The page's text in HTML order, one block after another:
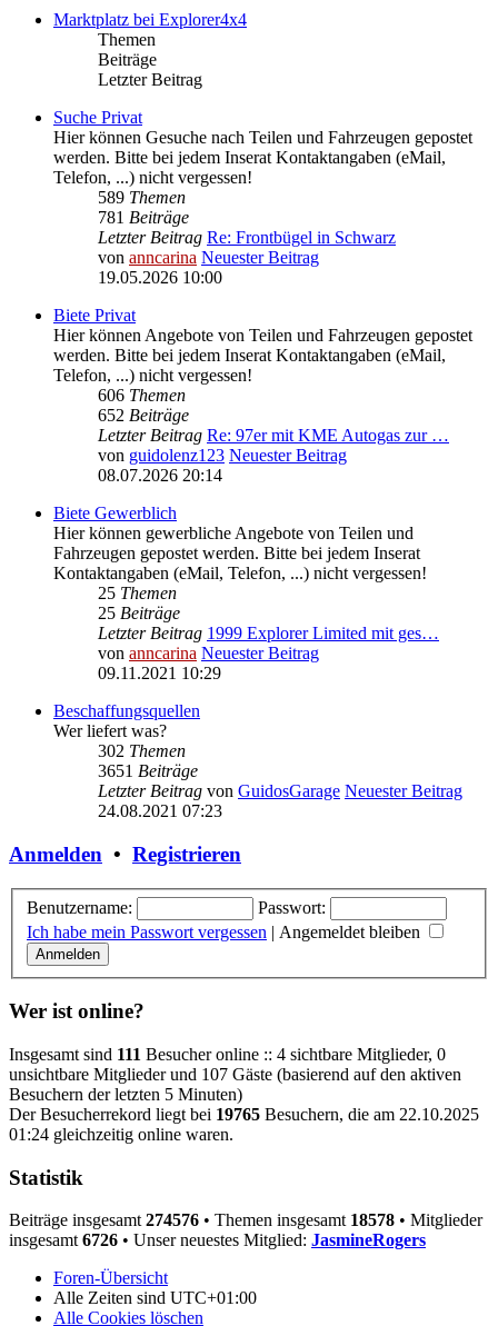
Marktplatz bei Explorer4x4
Themen
Beiträge
Letzter Beitrag
Suche Privat
Hier können Gesuche nach Teilen und Fahrzeugen gepostet
werden. Bitte bei jedem Inserat Kontaktangaben (eMail,
Telefon, ...) nicht vergessen!
589 Themen
781 Beiträge
Letzter Beitrag Re: Frontbügel in Schwarz
von anncarina Neuester Beitrag
19.05.2026 10:00
Biete Privat
Hier können Angebote von Teilen und Fahrzeugen gepostet
werden. Bitte bei jedem Inserat Kontaktangaben (eMail,
Telefon, ...) nicht vergessen!
606 Themen
652 Beiträge
Letzter Beitrag Re: 97er mit KME Autogas zur …
von guidolenz123 Neuester Beitrag
08.07.2026 20:14
Biete Gewerblich
Hier können gewerbliche Angebote von Teilen und
Fahrzeugen gepostet werden. Bitte bei jedem Inserat
Kontaktangaben (eMail, Telefon, ...) nicht vergessen!
25 Themen
25 Beiträge
Letzter Beitrag 1999 Explorer Limited mit ges…
von anncarina Neuester Beitrag
09.11.2021 10:29
Beschaffungsquellen
Wer liefert was?
302 Themen
3651 Beiträge
Letzter Beitrag von GuidosGarage Neuester Beitrag
24.08.2021 07:23
Anmelden • Registrieren
Benutzername:
Passwort:
Ich habe mein Passwort vergessen | Angemeldet bleiben
Wer ist online?
Insgesamt sind 111 Besucher online :: 4 sichtbare Mitglieder, 0
unsichtbare Mitglieder und 107 Gäste (basierend auf den aktiven
Besuchern der letzten 5 Minuten)
Der Besucherrekord liegt bei 19765 Besuchern, die am 22.10.2025
01:24 gleichzeitig online waren.
Statistik
Beiträge insgesamt 274576 • Themen insgesamt 18578 • Mitglieder
insgesamt 6726 • Unser neuestes Mitglied: JasmineRogers
Foren-Übersicht
Alle Zeiten sind UTC+01:00
Alle Cookies löschen